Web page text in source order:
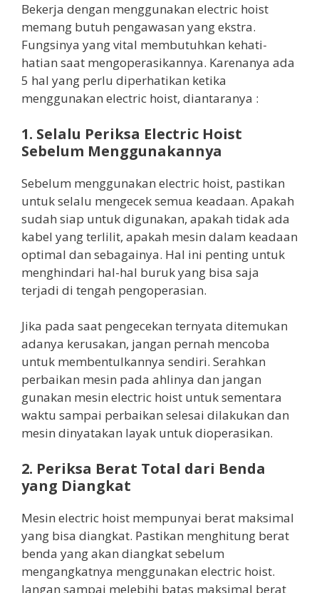
Bekerja dengan menggunakan electric hoist
memang butuh pengawasan yang ekstra.
Fungsinya yang vital membutuhkan kehati-
hatian saat mengoperasikannya. Karenanya ada
5 hal yang perlu diperhatikan ketika
menggunakan electric hoist, diantaranya :
1. Selalu Periksa Electric Hoist
Sebelum Menggunakannya
Sebelum menggunakan electric hoist, pastikan
untuk selalu mengecek semua keadaan. Apakah
sudah siap untuk digunakan, apakah tidak ada
kabel yang terlilit, apakah mesin dalam keadaan
optimal dan sebagainya. Hal ini penting untuk
menghindari hal-hal buruk yang bisa saja
terjadi di tengah pengoperasian.
Jika pada saat pengecekan ternyata ditemukan
adanya kerusakan, jangan pernah mencoba
untuk membentulkannya sendiri. Serahkan
perbaikan mesin pada ahlinya dan jangan
gunakan mesin electric hoist untuk sementara
waktu sampai perbaikan selesai dilakukan dan
mesin dinyatakan layak untuk dioperasikan.
2. Periksa Berat Total dari Benda
yang Diangkat
Mesin electric hoist mempunyai berat maksimal
yang bisa diangkat. Pastikan menghitung berat
benda yang akan diangkat sebelum
mengangkatnya menggunakan electric hoist.
Jangan sampai melebihi batas maksimal berat